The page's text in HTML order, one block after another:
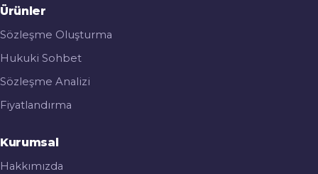
Ürünler
Sözleşme Oluşturma
Hukuki Sohbet
Sözleşme Analizi
Fiyatlandırma
Kurumsal
Hakkımızda